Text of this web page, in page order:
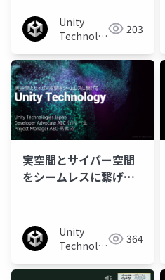
Unity
Technologies 203
実空間とサイバー空間
をシームレスに繋げる
Unity
Technologies 364